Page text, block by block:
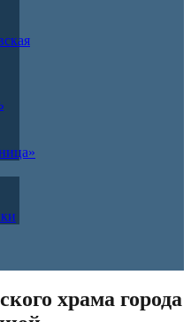
храма города